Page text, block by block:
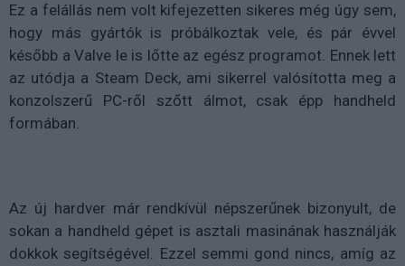
Ez a felállás nem volt kifejezetten sikeres még úgy sem,
hogy más gyártók is próbálkoztak vele, és pár évvel
később a Valve le is lőtte az egész programot. Ennek lett
az utódja a Steam Deck, ami sikerrel valósította meg a
konzolszerű PC-ről szőtt álmot, csak épp handheld
formában.
Az új hardver már rendkívül népszerűnek bizonyult, de
sokan a handheld gépet is asztali masinának használják
dokkok segítségével. Ezzel semmi gond nincs, amíg az